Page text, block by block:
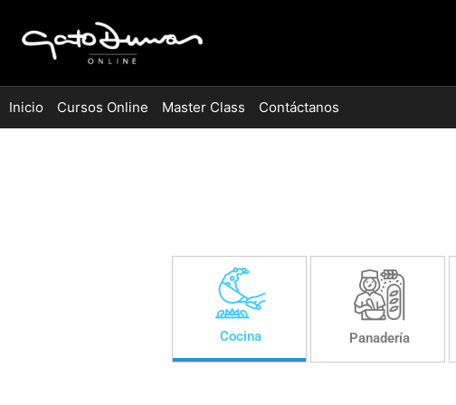
Inicio Cursos Online Master Class Contáctanos
Cocina Panadería